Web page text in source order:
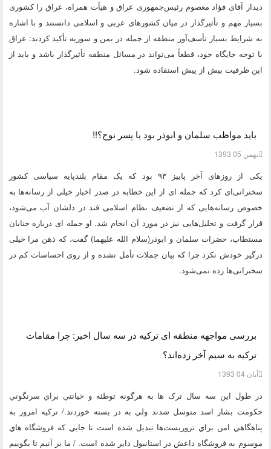
دیدار آقای فؤاد معصوم رئیس‌جمهوری عراق و هیأت همراه، عراق را کشوری
بسیار مهم و تأثیرگذار در میان کشورهای عربی و اسلامی دانستند و با اشاره
به شرایط بسیار تأسف‌آور منطقه از جمله در یمن و سوریه تأکید کردند: عراق
با توجه جایگاه خود، قطعاً می‌تواند در مسائل منطقه تأثیرگذار باشد و باید از
این ظرفیت بیش از پیش استفاده شود.
باید مواظب سلمان و ابوذر بود یا پسر نوح؟!!
بهمن 05 1393
یکی از روزهای آخر پاییز ۹۳ بود که یک مقام بلندپایه سیاسی کشور
سخنرانی‌ای کرد که جمله ای از این خطابه در صدر اخبار خیلی از رسانه‌ها به
خصوص رسانه‌هایی که از تضعیف نظام اسلامی قند در دلشان آب می‌شود،
قرار گرفت و تحلیل‌هایی نیز در مورد آن انجام شد. او جمله ای درباره جنابان
مستطاب، حضرات سلمان و ابوذر(سلام الله علیهما) گفت، که ذهن مرا خیلی
درگیر خودش نکرد چرا که بیان جملات تأمل نشده و از روی احساسات کم در
سخنرانی‌ها زده نمی‌شود.
بررسی مواجهه منطقه ای ترکیه در سه سال اخیر: چرا مقامات
ترکيه به سيم آخر زده‌اند؟
آبان 04 1393
در طول اين سه سال ترک ها به هرگونه توطئه و خيانتي براي سرنگوني
حکومت بشار اسد متوسل شدند ولي به در بسته خوردند./ ترکيه امروز به
پناهگاهي امن براي تروریست‌ها تبديل شده است تا جايي که فروشگاه هاي
موسوم به فروشگاه داعش در استانبول داير شده است. / ما بر آنيم تا بگوييم